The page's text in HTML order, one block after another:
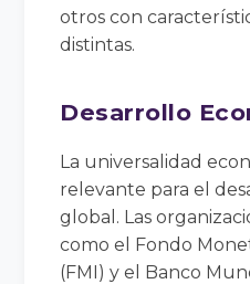
otros con
distintas.
Desarrollo
La universalidad
relevante para el
global. Las
como el Fondo
(FMI) y el Banco